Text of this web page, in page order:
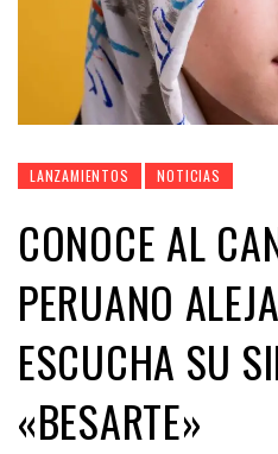
LANZAMIENTOS NOTICIAS
CONOCE AL
PERUANO
ESCUCHA SU
«BESARTE»